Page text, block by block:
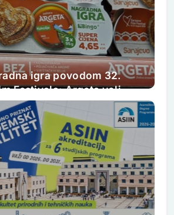
igra povodom 32.
Festivala: Argeta voli
Festival. Ljubav kao u